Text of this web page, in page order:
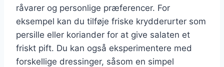
råvarer og personlige præferencer. For
eksempel kan du tilføje friske krydderurter som
persille eller koriander for at give salaten et
friskt pift. Du kan også eksperimentere med
forskellige dressinger, såsom en simpel